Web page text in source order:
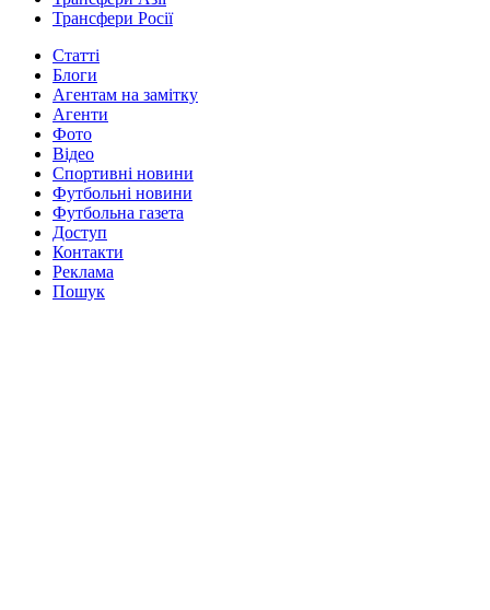
Трансфери Росії
Статті
Блоги
Агентам на замітку
Агенти
Фото
Відео
Спортивні новини
Футбольні новини
Футбольна газета
Доступ
Контакти
Реклама
Пошук